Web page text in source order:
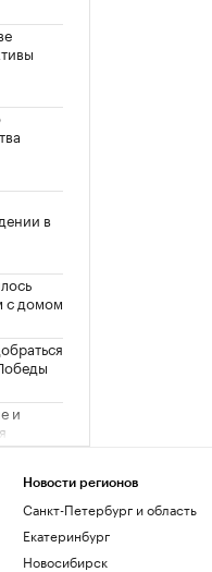
в
с домом
и
₽82: 3
Новости регионов
Санкт-Петербург и область
Екатеринбург
Новосибирск